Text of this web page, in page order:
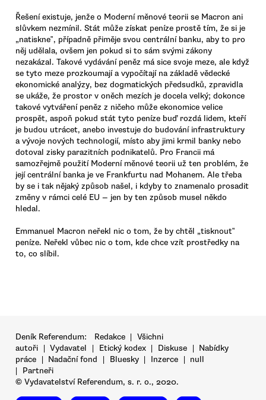
Řešení existuje, jenže o Moderní měnové teorii se Macron ani
slůvkem nezmínil. Stát může získat peníze prostě tím, že si je
„natiskne‟, případně přiměje svou centrální banku, aby to pro
něj udělala, ovšem jen pokud si to sám svými zákony
nezakázal. Takové vydávání peněz má sice svoje meze, ale když
se tyto meze prozkoumají a vypočítají na základě vědecké
ekonomické analýzy, bez dogmatických předsudků, zpravidla
se ukáže, že prostor v oněch mezích je docela velký; dokonce
takové vytváření peněz z ničeho může ekonomice velice
prospět, aspoň pokud stát tyto peníze buď rozdá lidem, kteří
je budou utrácet, anebo investuje do budování infrastruktury
a vývoje nových technologií, místo aby jimi krmil banky nebo
dotoval zisky parazitních podnikatelů. Pro Francii má
samozřejmě použití Moderní měnové teorii už ten problém, že
její centrální banka je ve Frankfurtu nad Mohanem. Ale třeba
by se i tak nějaký způsob našel, i kdyby to znamenalo prosadit
změny v rámci celé EU — jen by ten způsob musel někdo
hledal.
Emmanuel Macron neřekl nic o tom, že by chtěl „tisknout‟
peníze. Neřekl vůbec nic o tom, kde chce vzít prostředky na
to, co slíbil.
Deník Referendum: Redakce | Všichni
autoři | Vydavatel | Etický kodex | Diskuse | Nabídky
práce | Nadační fond | Bluesky | Inzerce | null
|
Partneři
© Vydavatelství Referendum, s. r. o., 2020.